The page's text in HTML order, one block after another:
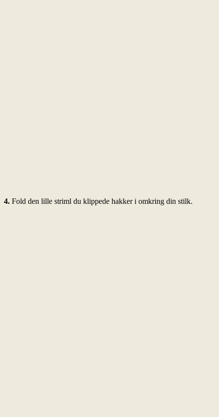
4. Fold den lille striml du klippede hakker i omkring din stilk.